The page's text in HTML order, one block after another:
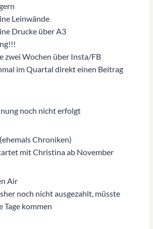
Leinwände
Drucke über A3
zwei Wochen über Insta/FB
im Quartal direkt einen Beitrag
noch nicht erfolgt
(ehemals Chroniken)
mit Christina ab November
Air
noch nicht ausgezahlt, müsste
Tage kommen